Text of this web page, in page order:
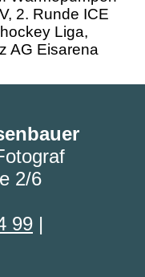
2/6
99 |